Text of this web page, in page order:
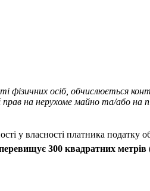
фізичних осіб, обчислюється
на нерухоме майно та/або на
у власності платника податку
300 квадратних